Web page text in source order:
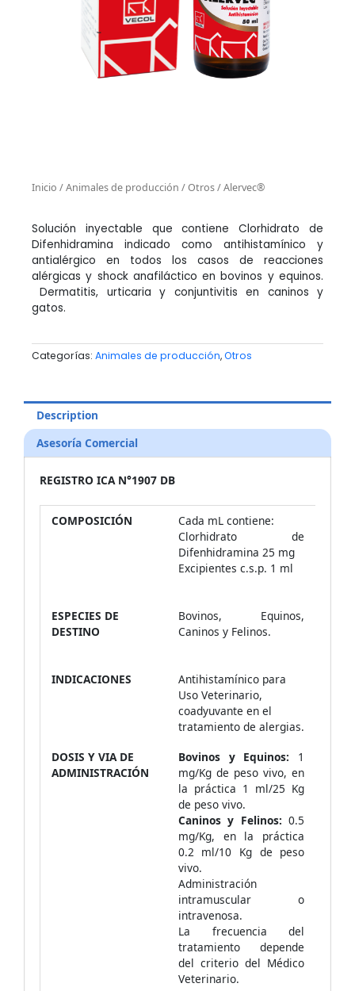
Inicio /Animales de producción /Otros/ Alervec®
Solución inyectable que contiene Clorhidrato de
Difenhidramina indicado como antihistamínico y
antialérgico en todos los casos de reacciones
alérgicas y shock anafiláctico en bovinos y equinos.
Dermatitis, urticaria y conjuntivitis en caninos y
gatos.
Categorías: Animales de producción,Otros
Description
Asesoría Comercial
REGISTRO ICA N°1907 DB
COMPOSICIÓN
Cada mL contiene:
Clorhidrato de
Difenhidramina 25 mg
Excipientes c.s.p. 1 ml
ESPECIES DE
DESTINO
Bovinos, Equinos,
Caninos y Felinos.
INDICACIONES
Antihistamínico para
Uso Veterinario,
coadyuvante en el
tratamiento de alergias.
DOSIS Y VIA DE
ADMINISTRACIÓN
Bovinos y Equinos: 1
mg/Kg de peso vivo, en
la práctica 1 ml/25 Kg
de peso vivo.
Caninos y Felinos: 0.5
mg/Kg, en la práctica
0.2 ml/10 Kg de peso
vivo.
Administración
intramuscular o
intravenosa.
La frecuencia del
tratamiento depende
del criterio del Médico
Veterinario.